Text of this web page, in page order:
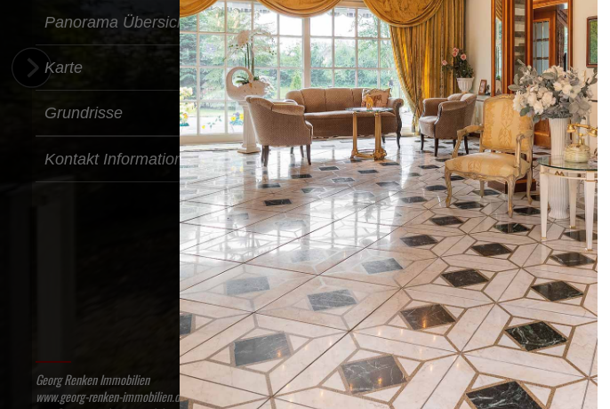
Panorama Übersicht
Karte
Grundrisse
Kontakt Information
Georg Renken Immobilien
www.georg-renken-immobilien.de